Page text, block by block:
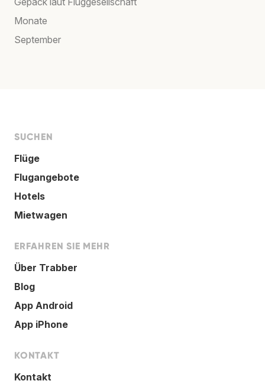
Monate
September
SUCHEN
Flüge
Flugangebote
Hotels
Mietwagen
ERFAHREN SIE MEHR
Über Trabber
Blog
App Android
App iPhone
KONTAKT
Kontakt